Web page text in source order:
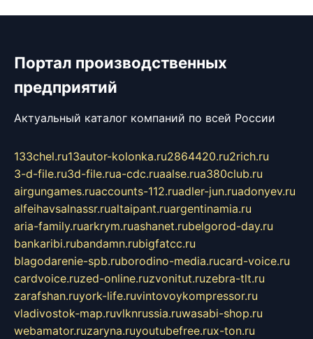
Портал производственных
предприятий
Актуальный каталог компаний по всей России
133chel.ru13autor-kolonka.ru2864420.ru2rich.ru
3-d-file.ru3d-file.rua-cdc.ruaalse.rua380club.ru
airgungames.ruaccounts-112.ruadler-jun.ruadonyev.ru
alfeihavsalnassr.rualtaipant.ruargentinamia.ru
aria-family.ruarkrym.ruashanet.rubelgorod-day.ru
bankaribi.rubandamn.rubigfatcc.ru
blagodarenie-spb.ruborodino-media.rucard-voice.ru
cardvoice.ruzed-online.ruzvonitut.ruzebra-tlt.ru
zarafshan.ruyork-life.ruvintovoykompressor.ru
vladivostok-map.ruvlknrussia.ruwasabi-shop.ru
webamator.ruzaryna.ruyoutubefree.rux-ton.ru